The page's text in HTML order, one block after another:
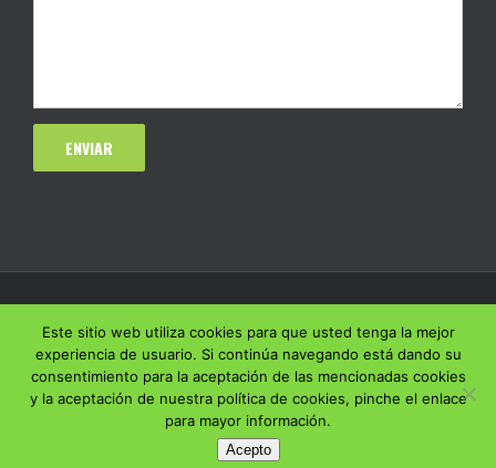
Este sitio web utiliza cookies para que usted tenga la mejor
experiencia de usuario. Si continúa navegando está dando su
consentimiento para la aceptación de las mencionadas cookies
y la aceptación de nuestra política de cookies, pinche el enlace
para mayor información.
Acepto